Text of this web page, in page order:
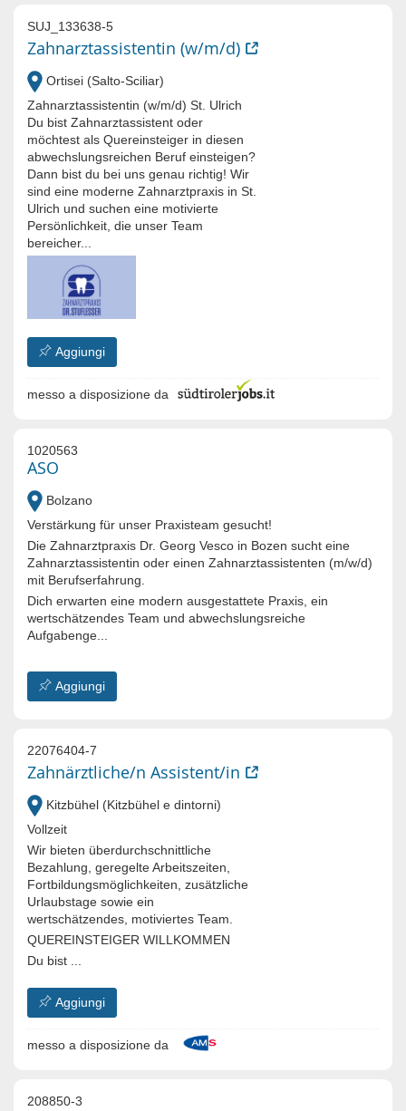
SUJ_133638-5
Zahnarztassistentin (w/m/d)
Ortisei (Salto-Sciliar)
Zahnarztassistentin (w/m/d) St. Ulrich
Du bist Zahnarztassistent oder
möchtest als Quereinsteiger in diesen
abwechslungsreichen Beruf einsteigen?
Dann bist du bei uns genau richtig! Wir
sind eine moderne Zahnarztpraxis in St.
Ulrich und suchen eine motivierte
Persönlichkeit, die unser Team
bereicher...
Aggiungi
messo a disposizione da
1020563
ASO
Bolzano
Verstärkung für unser Praxisteam gesucht!
Die Zahnarztpraxis Dr. Georg Vesco in Bozen sucht eine
Zahnarztassistentin oder einen Zahnarztassistenten (m/w/d)
mit Berufserfahrung.
Dich erwarten eine modern ausgestattete Praxis, ein
wertschätzendes Team und abwechslungsreiche
Aufgabenge...
Aggiungi
22076404-7
Zahnärztliche/n Assistent/in
Kitzbühel (Kitzbühel e dintorni)
Vollzeit
Wir bieten überdurchschnittliche
Bezahlung, geregelte Arbeitszeiten,
Fortbildungsmöglichkeiten, zusätzliche
Urlaubstage sowie ein
wertschätzendes, motiviertes Team.
QUEREINSTEIGER WILLKOMMEN
Du bist ...
Aggiungi
messo a disposizione da
208850-3